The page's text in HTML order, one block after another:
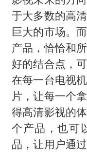
于大多数的高
巨大的市场。
产品，恰恰和
好的结合点，
在每一台电视
片，让每一个
得高清影视的
个产品，也可
品，让用户通